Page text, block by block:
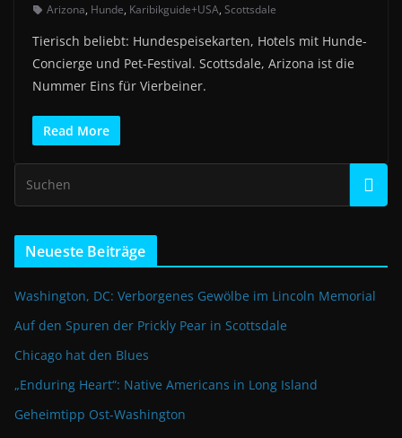
Arizona, Hunde, Karibikguide+USA, Scottsdale
Tierisch beliebt: Hundespeisekarten, Hotels mit Hunde-
Concierge und Pet-Festival. Scottsdale, Arizona ist die
Nummer Eins für Vierbeiner.
Read More
Neueste Beiträge
Washington, DC: Verborgenes Gewölbe im Lincoln Memorial
Auf den Spuren der Prickly Pear in Scottsdale
Chicago hat den Blues
„Enduring Heart“: Native Americans in Long Island
Geheimtipp Ost-Washington